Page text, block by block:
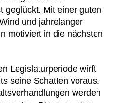
geglückt. Mit einer guten
und jahrelanger
motiviert in die nächsten
Legislaturperiode wirft
seine Schatten voraus.
werden